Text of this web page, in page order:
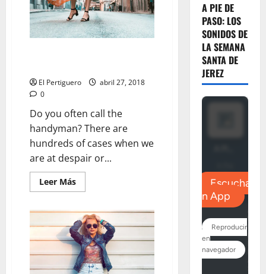
El Pertiguero
abril 27, 2018
0
Do you often call the
handyman? There are
hundreds of cases when we
are at despair or...
Leer MásLeer
más
Sustainable
Fashion:
Welcome
Revolution
A PIE DE
PASO: LOS
SONIDOS DE
LA SEMANA
SANTA DE
JEREZ